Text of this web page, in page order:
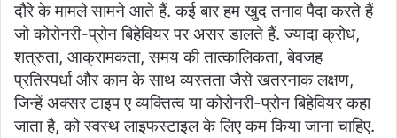
दौरे के मामले सामने आते हैं. कई बार हम खुद तनाव पैदा करते हैं
जो कोरोनरी-प्रोन बिहेवियर पर असर डालते हैं. ज्यादा क्रोध,
शत्रुता, आक्रामकता, समय की तात्कालिकता, बेवजह
प्रतिस्पर्धा और काम के साथ व्यस्तता जैसे खतरनाक लक्षण,
जिन्हें अक्सर टाइप ए व्यक्तित्व या कोरोनरी-प्रोन बिहेवियर कहा
जाता है, को स्वस्थ लाइफस्टाइल के लिए कम किया जाना चाहिए.